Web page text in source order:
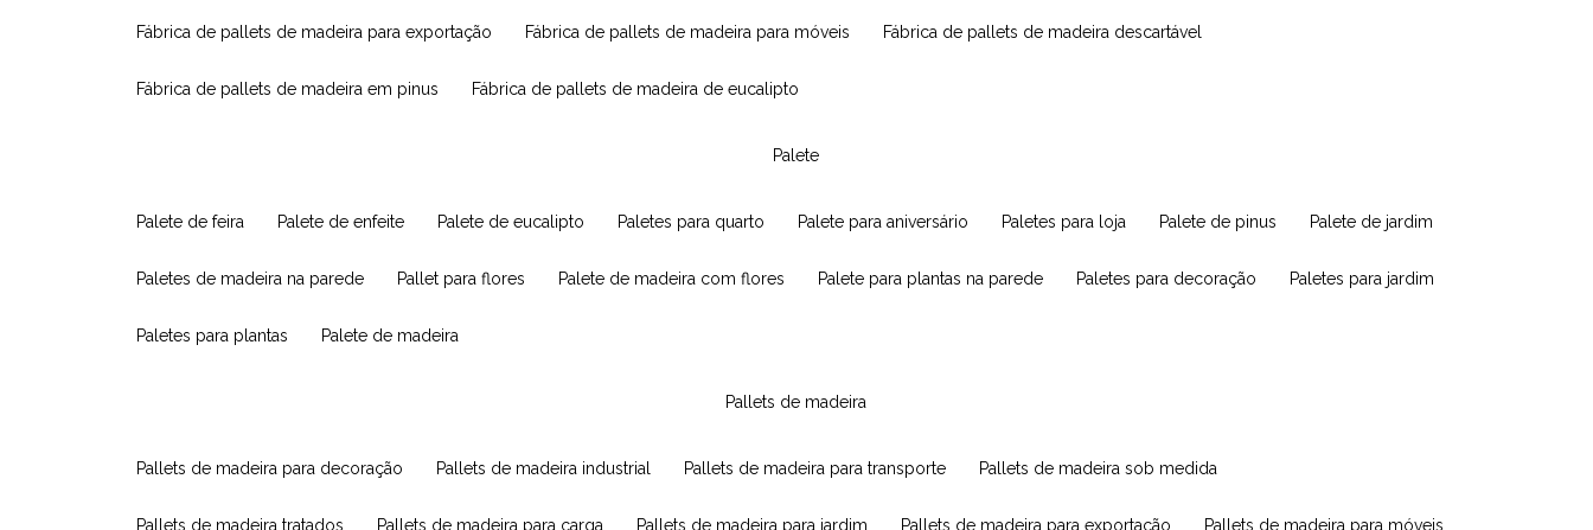
fábrica de pallets de madeira para exportação fábrica de pallets de madeira para móveis fábrica de pallets de madeira descartável
fábrica de pallets de madeira em pinus fábrica de pallets de madeira de eucalipto
palete
palete de feira palete de enfeite palete de eucalipto paletes para quarto palete para aniversário paletes para loja palete de pinus palete de jardim
paletes de madeira na parede pallet para flores palete de madeira com flores palete para plantas na parede paletes para decoração paletes para jardim
paletes para plantas palete de madeira
pallets de madeira
pallets de madeira para decoração pallets de madeira industrial pallets de madeira para transporte pallets de madeira sob medida
pallets de madeira tratados pallets de madeira para carga pallets de madeira para jardim pallets de madeira para exportação pallets de madeira para móveis